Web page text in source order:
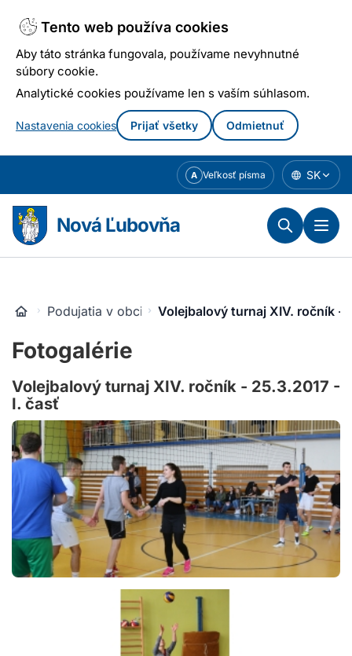
Tento web používa cookies
Aby táto stránka fungovala, používame nevyhnutné
súbory cookie.
Analytické cookies používame len s vaším súhlasom.
Nastavenia cookies Prijať všetky Odmietnuť
obsahu
A Veľkosť písma SK
Nová Ľubovňa
Podujatia v obci Volejbalový turnaj XIV. ročník -
Fotogalérie
Volejbalový turnaj XIV. ročník - 25.3.2017 -
I. časť